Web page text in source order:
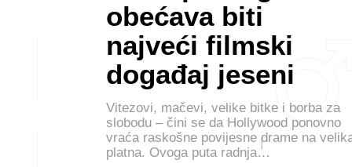
obećava biti
najveći filmski
događaj jeseni
Vitezovi, mačevi, velike bitke i borba za
slobodu – čini se da Hollywood ponovno
vraća raskošne povijesne drame na
platna. Ovoga puta radnja…